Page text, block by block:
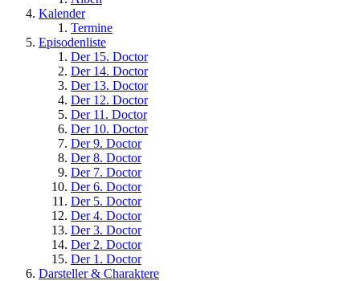
Kalender
Termine
Episodenliste
Der 15. Doctor
Der 14. Doctor
Der 13. Doctor
Der 12. Doctor
Der 11. Doctor
Der 10. Doctor
Der 9. Doctor
Der 8. Doctor
Der 7. Doctor
Der 6. Doctor
Der 5. Doctor
Der 4. Doctor
Der 3. Doctor
Der 2. Doctor
Der 1. Doctor
Darsteller & Charaktere